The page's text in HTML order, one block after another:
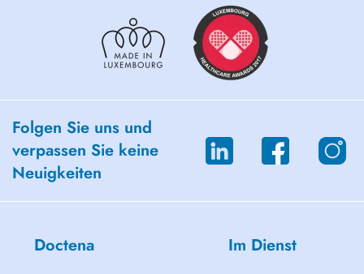
Folgen Sie uns und
verpassen Sie keine
Neuigkeiten
Doctena Im Dienst